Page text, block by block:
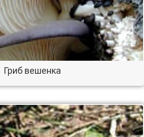
Гриб вешенка